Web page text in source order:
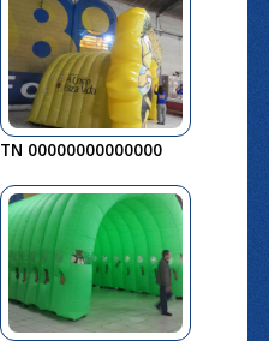
TN 00000000000000